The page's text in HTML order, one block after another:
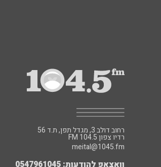
רחוב דולב 3, מגדל תפן, ת.ד 56
FM רדיו צפון 104.5
meital@1045.fm
וואצאפ להודעות: 0547961045